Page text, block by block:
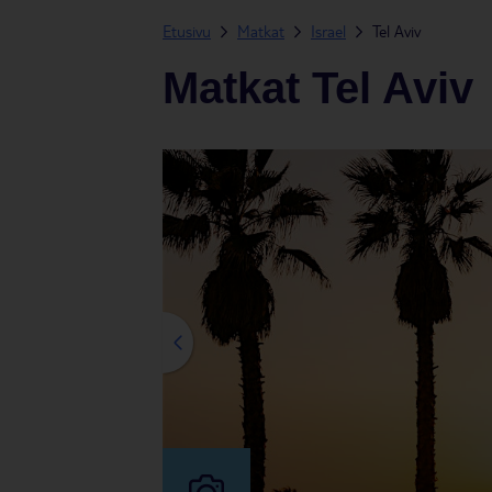
Etusivu Matkat Israel Tel Aviv
Matkat Tel Aviv